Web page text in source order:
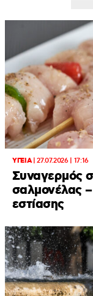
ΥΓΕΙΑ|27.07.2026 | 17:16
Συναγερμός
σαλμονέλας
εστίασης